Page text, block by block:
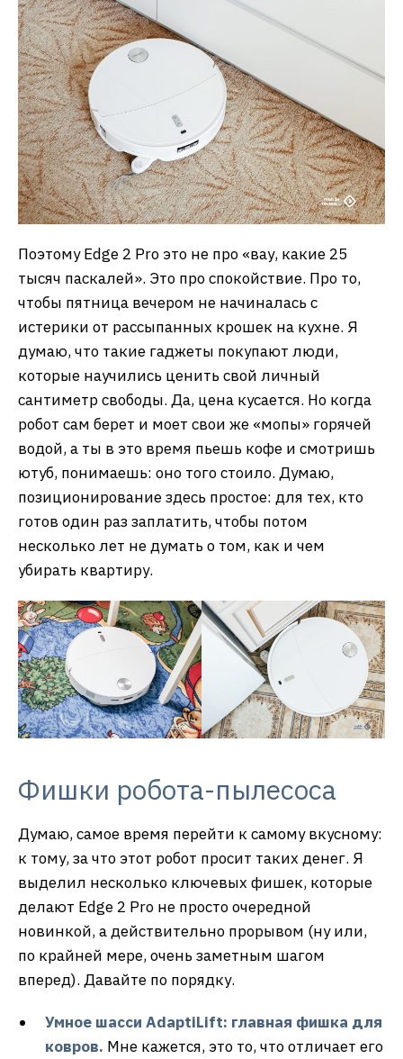
Поэтому Edge 2 Pro это не про «вау, какие 25
тысяч паскалей». Это про спокойствие. Про то,
чтобы пятница вечером не начиналась с
истерики от рассыпанных крошек на кухне. Я
думаю, что такие гаджеты покупают люди,
которые научились ценить свой личный
сантиметр свободы. Да, цена кусается. Но когда
робот сам берет и моет свои же «мопы» горячей
водой, а ты в это время пьешь кофе и смотришь
ютуб, понимаешь: оно того стоило. Думаю,
позиционирование здесь простое: для тех, кто
готов один раз заплатить, чтобы потом
несколько лет не думать о том, как и чем
убирать квартиру.
Фишки робота-пылесоса
Думаю, самое время перейти к самому вкусному:
к тому, за что этот робот просит таких денег. Я
выделил несколько ключевых фишек, которые
делают Edge 2 Pro не просто очередной
новинкой, а действительно прорывом (ну или,
по крайней мере, очень заметным шагом
вперед). Давайте по порядку.
Умное шасси AdaptiLift: главная фишка для
ковров. Мне кажется, это то, что отличает его